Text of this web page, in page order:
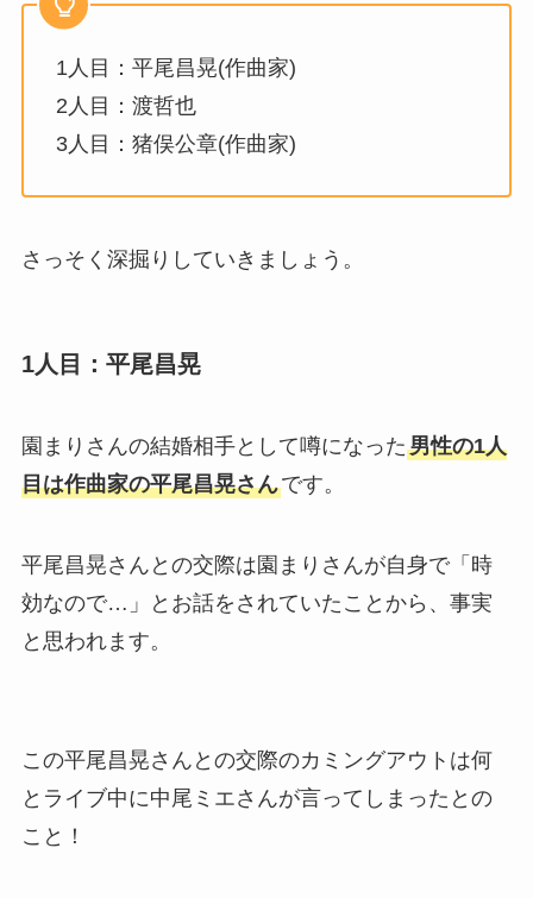
1人目：平尾昌晃(作曲家)
2人目：渡哲也
3人目：猪俣公章(作曲家)
さっそく深掘りしていきましょう。
1人目：平尾昌晃
園まりさんの結婚相手として噂になった男性の1人
目は作曲家の平尾昌晃さんです。
平尾昌晃さんとの交際は園まりさんが自身で「時
効なので…」とお話をされていたことから、事実
と思われます。
この平尾昌晃さんとの交際のカミングアウトは何
とライブ中に中尾ミエさんが言ってしまったとの
こと！